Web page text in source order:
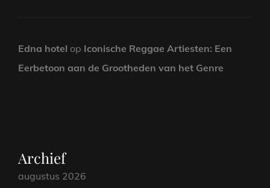
Edna hotel op Iconische Reggae Artiesten: Een
Eerbetoon aan de Grootheden van het Genre
Archief
augustus 2026